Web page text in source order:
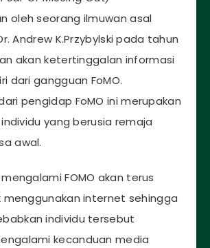
oleh seorang ilmuwan asal
Andrew K.Przybylski pada tahun
akan ketertinggalan informasi
dari gangguan FoMO.
pengidap FoMO ini merupakan
yang berusia remaja
awal.
FOMO akan terus
menggunakan internet sehingga
individu tersebut
kecanduan media